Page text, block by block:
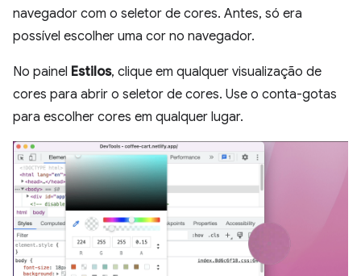
navegador com o seletor de cores. Antes, só era
possível escolher uma cor no navegador.
No painel Estilos, clique em qualquer visualização de
cores para abrir o seletor de cores. Use o conta-gotas
para escolher cores em qualquer lugar.